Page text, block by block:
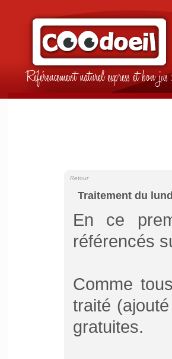
Référencement naturel express et bon
Traitement du
Retour
En ce
référencés
Comme
traité
gratuites.